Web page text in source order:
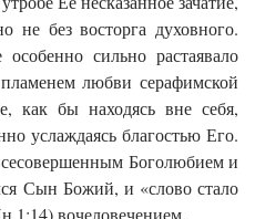
не без восторга духовного.
сильно растаявало
любви серафимской
как бы находясь вне себя,
услаждаясь благостью Его.
Боголюбием и
Сын Божий, и «слово стало
вочеловечением.